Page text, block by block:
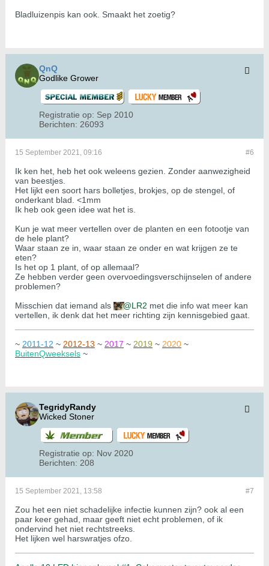
Bladluizenpis kan ook. Smaakt het zoetig?
QnQ
Godlike Grower
Registratie op: Sep 2010
Berichten: 26093
#6
15 September 2021, 09:16
Ik ken het, heb het ook weleens gezien. Zonder aanwezigheid
van beestjes.
Het lijkt een soort hars bolletjes, brokjes, op de stengel, of
onderkant blad. <1mm
Ik heb ook geen idee wat het is.
Kun je wat meer vertellen over de planten en een fotootje van
de hele plant?
Waar staan ze in, waar staan ze onder en wat krijgen ze te
eten?
Is het op 1 plant, of op allemaal?
Ze hebben verder geen overvoedingsverschijnselen of andere
problemen?
Misschien dat iemand als
LR2 met die info wat meer kan
vertellen, ik denk dat het meer richting zijn kennisgebied gaat.
~ 2011-12 ~ 2012-13 ~ 2017 ~ 2019 ~ 2020 ~
BuitenQweeksels ~
TegridyRandy
Wicked Stoner
Registratie op: Nov 2020
Berichten: 208
#7
15 September 2021, 13:58
Zou het een niet schadelijke infectie kunnen zijn? ook al een
paar keer gehad, maar geeft niet echt problemen, of ik
ondervind het niet rechtstreeks.
Het lijken wel harswratjes ofzo.